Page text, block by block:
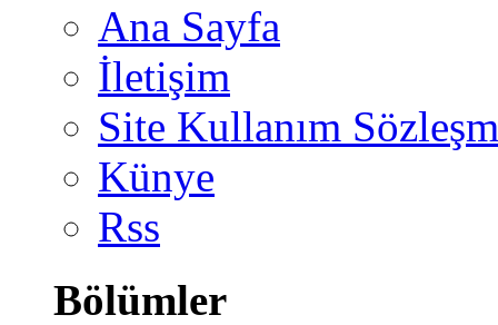
Ana Sayfa
İletişim
Site Kullanım
Künye
Rss
Bölümler